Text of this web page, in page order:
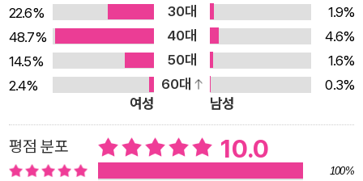
한 게 아니란 것을 보여줍니다. 무거운 가방을 내려놓는 개,
두꺼운 겉옷을 벗는 개, 시끄러운 휴대폰을 꺼 놓는 개 등,
얼핏 공부에 지친 학생과 업무에 시달린 직장인 등을 떠올리
게 하지요. 여기에 천방지축 아기를 돌보는 엄마 또한 빼놓
을 수가 없고요. 생활 속에서 홀로 지치거나 남들이 알아주
지 않아 외로움을 느끼는 모든 이를 포함하고 있습니다. 팍
팍한 생활에 찌들다 보면, 우리는 상대의 작은 한 마디 및 행
22.6%
30대
1.9%
48.7%
40대
4.6%
14.5%
50대
1.6%
2.4%
60대 0.3%
여성 남성
평점 분포 10.0
100%